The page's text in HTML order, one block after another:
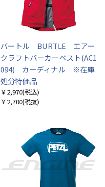
バートル BURTLE エアー
クラフトパーカーベスト(AC1
094) カーディナル ※在庫
処分特価品
￥2,970(税込)
￥2,700(税抜)
カートへ進む